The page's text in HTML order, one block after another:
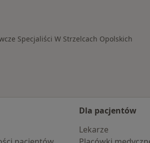
Specjaliści W Strzelcach Opolskich
Dla pacjentów
Lekarze